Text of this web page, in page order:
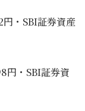
・SBI証券資産
・SBI証券資